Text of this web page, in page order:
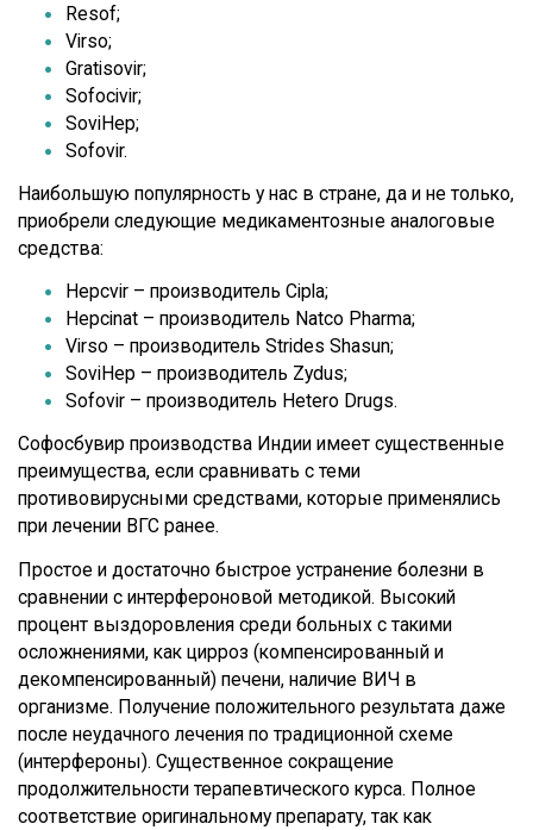
Resof;
Virso;
Gratisovir;
Sofocivir;
SoviHep;
Sofovir.
Наибольшую популярность у нас в стране, да и не только,
приобрели следующие медикаментозные аналоговые
средства:
Hepcvir – производитель Cipla;
Hepcinat – производитель Natco Pharma;
Virso – производитель Strides Shasun;
SoviHep – производитель Zydus;
Sofovir – производитель Hetero Drugs.
Софосбувир производства Индии имеет существенные
преимущества, если сравнивать с теми
противовирусными средствами, которые применялись
при лечении ВГС ранее.
Простое и достаточно быстрое устранение болезни в
сравнении с интерфероновой методикой. Высокий
процент выздоровления среди больных с такими
осложнениями, как цирроз (компенсированный и
декомпенсированный) печени, наличие ВИЧ в
организме. Получение положительного результата даже
после неудачного лечения по традиционной схеме
(интерфероны). Существенное сокращение
продолжительности терапевтического курса. Полное
соответствие оригинальному препарату, так как